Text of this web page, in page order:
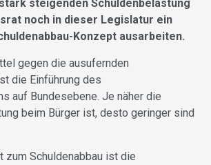
steigenden Schuldenbelastung
noch in dieser Legislatur ein
Konzept ausarbeiten.
gegen die ausufernden
die Einführung des
auf Bundesebene. Je näher die
beim Bürger ist, desto geringer sind
zum Schuldenabbau ist die